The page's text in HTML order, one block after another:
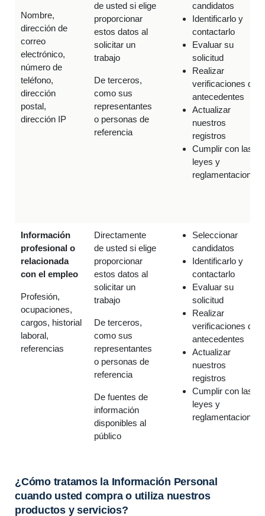
Nombre,
dirección de
correo
electrónico,
número de
teléfono,
dirección
postal,
dirección IP
de usted si elige
proporcionar
estos datos al
solicitar un
trabajo
De terceros,
como sus
representantes
o personas de
referencia
candidatos
Identificarlo y
contactarlo
Evaluar su
solicitud
Realizar
verificaciones de
antecedentes
Actualizar
nuestros
registros
Cumplir con las
leyes y
reglamentaciones
Información
profesional o
relacionada
con el empleo
Profesión,
ocupaciones,
cargos, historial
laboral,
referencias
Directamente
de usted si elige
proporcionar
estos datos al
solicitar un
trabajo
De terceros,
como sus
representantes
o personas de
referencia
De fuentes de
información
disponibles al
público
Seleccionar
candidatos
Identificarlo y
contactarlo
Evaluar su
solicitud
Realizar
verificaciones de
antecedentes
Actualizar
nuestros
registros
Cumplir con las
leyes y
reglamentaciones
¿Cómo tratamos la Información Personal
cuando usted compra o utiliza nuestros
productos y servicios?